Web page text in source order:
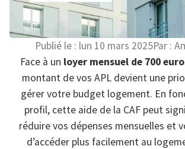
Publié le : lun 10 mars 2025Par :
Face à un loyer mensuel de 700
montant de vos APL devient une
gérer votre budget logement. En
profil, cette aide de la CAF peut
réduire vos dépenses mensuelles et
d’accéder plus facilement au